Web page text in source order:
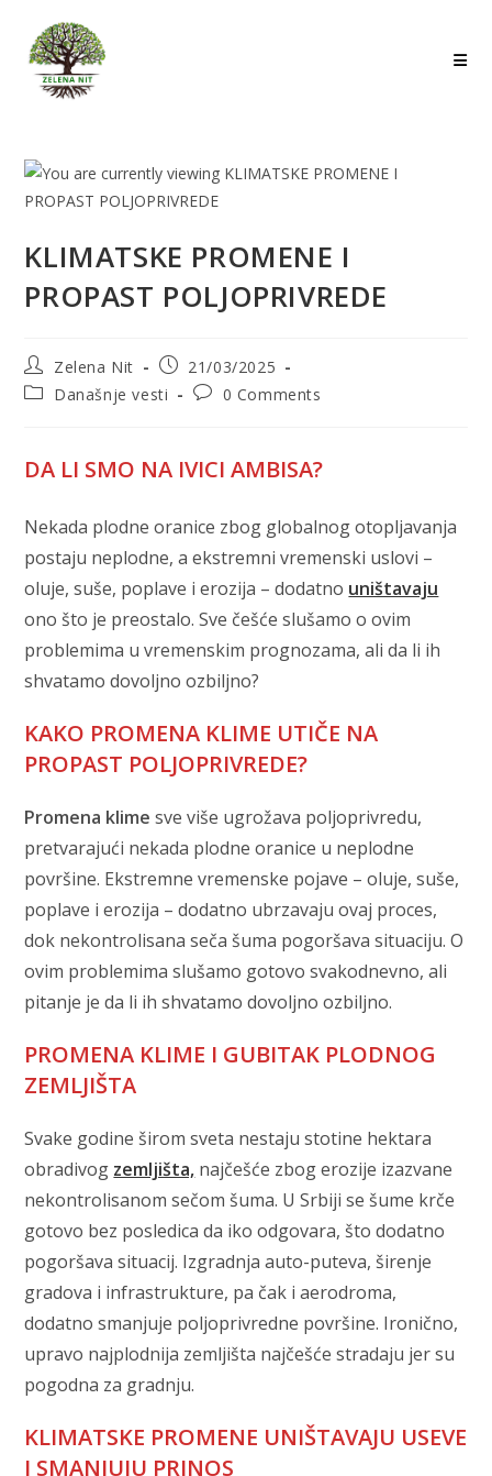
content
KLIMATSKE PROMENE I
PROPAST POLJOPRIVREDE
Post
author:
Zelena Nit
Post
published:
21/03/2025
PostDanašnje vesti
Post0 Comments
DA LI SMO NA IVICI AMBISA?
Nekada plodne oranice zbog globalnog otopljavanja
postaju neplodne, a ekstremni vremenski uslovi –
oluje, suše, poplave i erozija – dodatno uništavaju
ono što je preostalo. Sve češće slušamo o ovim
problemima u vremenskim prognozama, ali da li ih
shvatamo dovoljno ozbiljno?
KAKO PROMENA KLIME UTIČE NA
PROPAST POLJOPRIVREDE?
Promena klime sve više ugrožava poljoprivredu,
pretvarajući nekada plodne oranice u neplodne
površine. Ekstremne vremenske pojave – oluje, suše,
poplave i erozija – dodatno ubrzavaju ovaj proces,
dok nekontrolisana seča šuma pogoršava situaciju. O
ovim problemima slušamo gotovo svakodnevno, ali
pitanje je da li ih shvatamo dovoljno ozbiljno.
PROMENA KLIME I GUBITAK PLODNOG
ZEMLJIŠTA
Svake godine širom sveta nestaju stotine hektara
obradivog zemljišta, najčešće zbog erozije izazvane
nekontrolisanom sečom šuma. U Srbiji se šume krče
gotovo bez posledica da iko odgovara, što dodatno
pogoršava situacij. Izgradnja auto-puteva, širenje
gradova i infrastrukture, pa čak i aerodroma,
dodatno smanjuje poljoprivredne površine. Ironično,
upravo najplodnija zemljišta najčešće stradaju jer su
pogodna za gradnju.
KLIMATSKE PROMENE UNIŠTAVAJU USEVE
I SMANJUJU PRINOS